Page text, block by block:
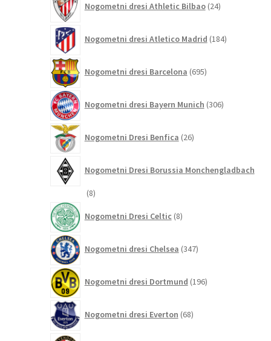
Nogometni dresi Athletic Bilbao 24izdelkov
Nogometni dresi Atletico Madrid 184izdelkov
Nogometni dresi Barcelona 695izdelkov
Nogometni dresi Bayern Munich 306izdelkov
Nogometni Dresi Benfica 26izdelkov
Nogometni Dresi Borussia Monchengladbach
88
Nogometni Dresi Celtic 8izdelkov
Nogometni dresi Chelsea 347izdelkov
Nogometni dresi Dortmund 196izdelkov
Nogometni dresi Everton 68izdelkov